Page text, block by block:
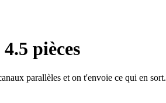
pièces
parallèles et on t'envoie ce qui en sort.